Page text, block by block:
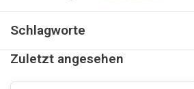
Schlagworte
Zuletzt angesehen